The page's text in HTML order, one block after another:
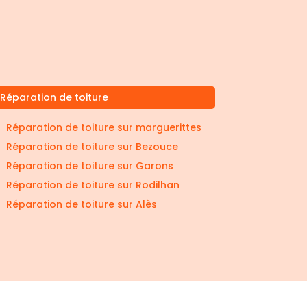
Réparation de toiture
Réparation de toiture sur marguerittes
Réparation de toiture sur Bezouce
Réparation de toiture sur Garons
Réparation de toiture sur Rodilhan
Réparation de toiture sur Alès